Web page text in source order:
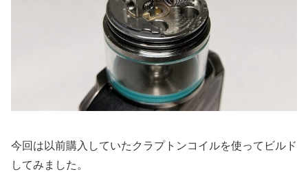
今回は以前購入していたクラプトンコイルを使ってビルド
してみました。